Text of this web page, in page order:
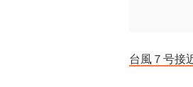
企業理念
台風７号接